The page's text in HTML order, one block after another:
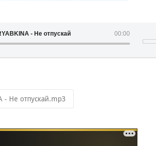
00:00
- Не отпускай
- Не отпускай.mp3